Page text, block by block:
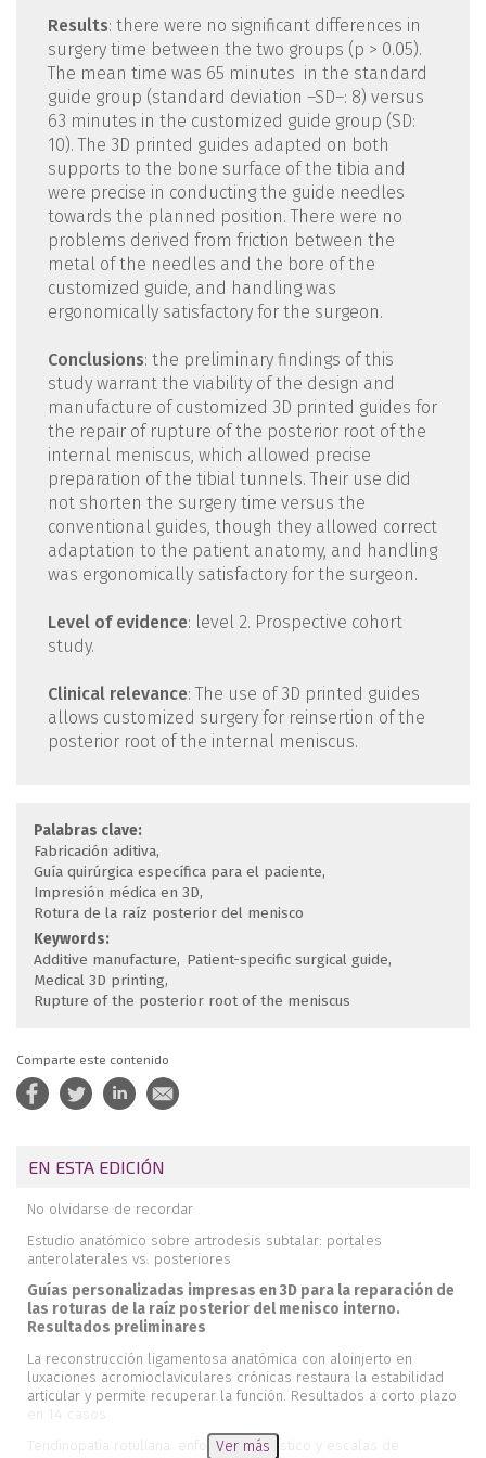
Results: there were no significant differences in
surgery time between the two groups (p > 0.05).
The mean time was 65 minutes in the standard
guide group (standard deviation –SD–: 8) versus
63 minutes in the customized guide group (SD:
10). The 3D printed guides adapted on both
supports to the bone surface of the tibia and
were precise in conducting the guide needles
towards the planned position. There were no
problems derived from friction between the
metal of the needles and the bore of the
customized guide, and handling was
ergonomically satisfactory for the surgeon.
Conclusions: the preliminary findings of this
study warrant the viability of the design and
manufacture of customized 3D printed guides for
the repair of rupture of the posterior root of the
internal meniscus, which allowed precise
preparation of the tibial tunnels. Their use did
not shorten the surgery time versus the
conventional guides, though they allowed correct
adaptation to the patient anatomy, and handling
was ergonomically satisfactory for the surgeon.
Level of evidence: level 2. Prospective cohort
study.
Clinical relevance: The use of 3D printed guides
allows customized surgery for reinsertion of the
posterior root of the internal meniscus.
Palabras clave:
Fabricación aditiva
Guía quirúrgica específica para el paciente
Impresión médica en 3D
Rotura de la raíz posterior del menisco
Keywords:
Additive manufacture
Patient-specific surgical guide
Medical 3D printing
Rupture of the posterior root of the meniscus
Comparte este contenido
EN ESTA EDICIÓN
No olvidarse de recordar
Estudio anatómico sobre artrodesis subtalar: portales
anterolaterales vs. posteriores
Guías personalizadas impresas en 3D para la reparación de
las roturas de la raíz posterior del menisco interno.
Resultados preliminares
La reconstrucción ligamentosa anatómica con aloinjerto en
luxaciones acromioclaviculares crónicas restaura la estabilidad
articular y permite recuperar la función. Resultados a corto plazo
en 14 casos
Tendinopatía rotuliana: enfoque diagnóstico y escalas de
Ver más